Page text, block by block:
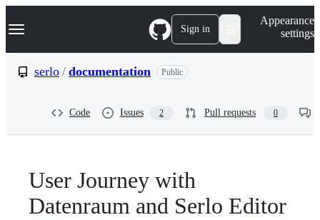
k
p
Navigation Menu Sign in
Appearance
settings
serlo / documentation Public
Code Issues 2 Pull requests 0
User Journey with
Datenraum and Serlo Editor